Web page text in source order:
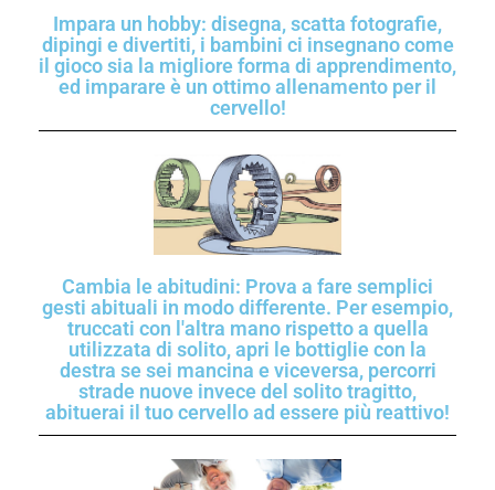
Impara un hobby: disegna, scatta fotografie,
dipingi e divertiti, i bambini ci insegnano come
il gioco sia la migliore forma di apprendimento,
ed imparare è un ottimo allenamento per il
cervello!
Cambia le abitudini: Prova a fare semplici
gesti abituali in modo differente. Per esempio,
truccati con l'altra mano rispetto a quella
utilizzata di solito, apri le bottiglie con la
destra se sei mancina e viceversa, percorri
strade nuove invece del solito tragitto,
abituerai il tuo cervello ad essere più reattivo!